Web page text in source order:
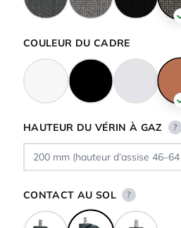
COULEUR DU CADRE
HAUTEUR DU VÉRIN À GAZ ?
CONTACT AU SOL ?